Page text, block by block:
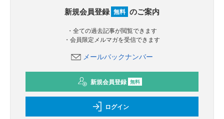
新規会員登録 無料 のご案内
・全ての過去記事が閲覧できます
・会員限定メルマガを受信できます
メールバックナンバー
新規会員登録 無料
ログイン